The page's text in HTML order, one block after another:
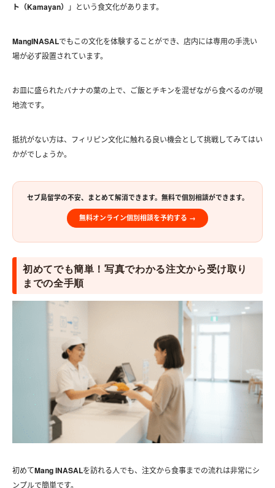
ト（Kamayan）
」という食文化があります。
MangINASALでもこの文化を体験することができ、店内には専用の手洗い
場が必ず設置されています。
お皿に盛られたバナナの葉の上で、ご飯とチキンを混ぜながら食べるのが現
地流です。
抵抗がない方は、フィリピン文化に触れる良い機会として挑戦してみてはい
かがでしょうか。
セブ島留学の不安、まとめて解消できます。無料で個別相談ができます。
無料オンライン個別相談を予約する →
初めてでも簡単！写真でわかる注文から受け取り
までの全手順
初めてMang INASALを訪れる人でも、注文から食事までの流れは非常にシ
ンプルで簡単です。